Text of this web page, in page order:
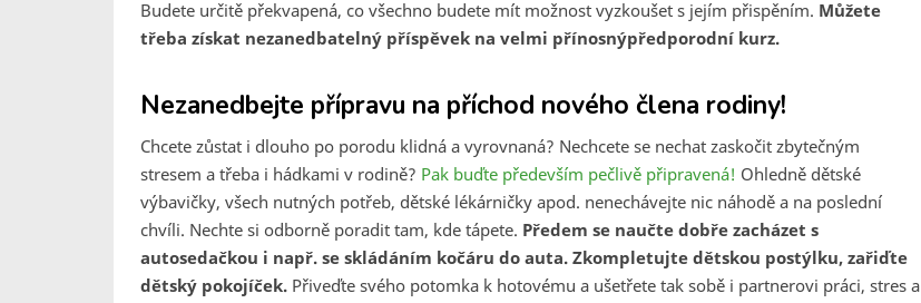
Budete určitě překvapená, co všechno budete mít možnost vyzkoušet s jejím přispěním. Můžete
třeba získat nezanedbatelný příspěvek na velmi přínosnýpředporodní kurz.
Nezanedbejte přípravu na příchod nového člena rodiny!
Chcete zůstat i dlouho po porodu klidná a vyrovnaná? Nechcete se nechat zaskočit zbytečným
stresem a třeba i hádkami v rodině? Pak buďte především pečlivě připravená! Ohledně dětské
výbavičky, všech nutných potřeb, dětské lékárničky apod. nenechávejte nic náhodě a na poslední
chvíli. Nechte si odborně poradit tam, kde tápete. Předem se naučte dobře zacházet s
autosedačkou i např. se skládáním kočáru do auta. Zkompletujte dětskou postýlku, zařiďte
dětský pokojíček. Přiveďte svého potomka k hotovému a ušetřete tak sobě i partnerovi práci, stres a